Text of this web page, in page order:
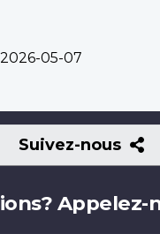
2026-05-07
Suivez-nous
Appelez-